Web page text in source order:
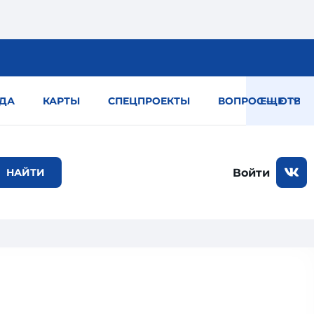
КАРТЫ СПЕЦПРОЕКТЫ ВОПРОС — ОТВЕТ
ЕЩЕ
Войти